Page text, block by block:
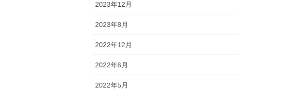
2023年12月
2023年8月
2022年12月
2022年6月
2022年5月